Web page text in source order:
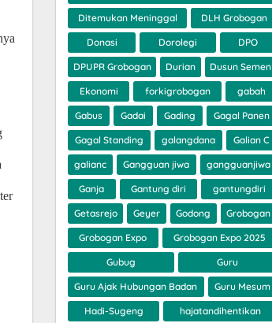
Ditemukan Meninggal DLH Grobogan
Donasi Dorolegi DPO
DPUPR Grobogan Durian Dusun Semen
Ekonomi forkigrobogan gabah
Gabus Gadai Gading Gagal Panen
Gagal Standing galangdana Galian C
galianc Gangguan jiwa gangguanjiwa
Ganja Gantung diri gantungdiri
Getasrejo Geyer Godong Grobogan
Grobogan Expo Grobogan Expo 2025
Gubug Guru
Guru Ajak Hubungan Badan Guru Mesum
Hadi-Sugeng hajatandihentikan